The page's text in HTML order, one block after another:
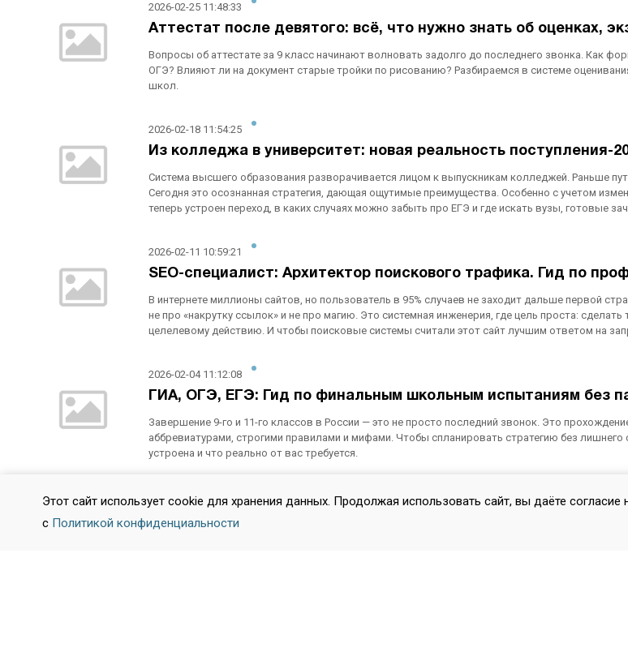
2026-02-25 11:48:33
Аттестат после девятого: всё, что нужно знать об оценках,
Вопросы об аттестате за 9 класс начинают волновать задолго до последнего звонка. Как
ОГЭ? Влияют ли на документ старые тройки по рисованию? Разбираемся в системе
школ.
2026-02-18 11:54:25
Из колледжа в университет: новая реальность поступления-
Система высшего образования разворачивается лицом к выпускникам колледжей. Раньше
Сегодня это осознанная стратегия, дающая ощутимые преимущества. Особенно с учетом
теперь устроен переход, в каких случаях можно забыть про ЕГЭ и где искать вузы, готовые
2026-02-11 10:59:21
SEO-специалист: Архитектор поискового трафика. Гид по
В интернете миллионы сайтов, но пользователь в 95% случаев не заходит дальше первой
не про «накрутку ссылок» и не про магию. Это системная инженерия, где цель проста:
целелевому действию. И чтобы поисковые системы считали этот сайт лучшим ответом на
2026-02-04 11:12:08
ГИА, ОГЭ, ЕГЭ: Гид по финальным школьным испытаниям без
Завершение 9-го и 11-го классов в России — это не просто последний звонок. Это
аббревиатурами, строгими правилами и мифами. Чтобы спланировать стратегию без
устроена и что реально от вас требуется.
2026-01-28 07:51:18
Медаль «За особые успехи в учении»: Стратегическая цель
Этот сайт использует cookie для хранения данных. Продолжая использовать сайт, вы даёте согласие
с Политикой конфиденциальности